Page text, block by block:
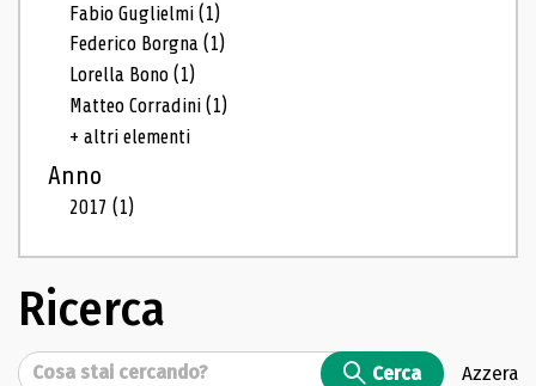
Fabio Guglielmi(1)
Federico Borgna(1)
Lorella Bono(1)
Matteo Corradini(1)
+ altri elementi
Anno
2017(1)
Ricerca
Cerca Cerca Azzera